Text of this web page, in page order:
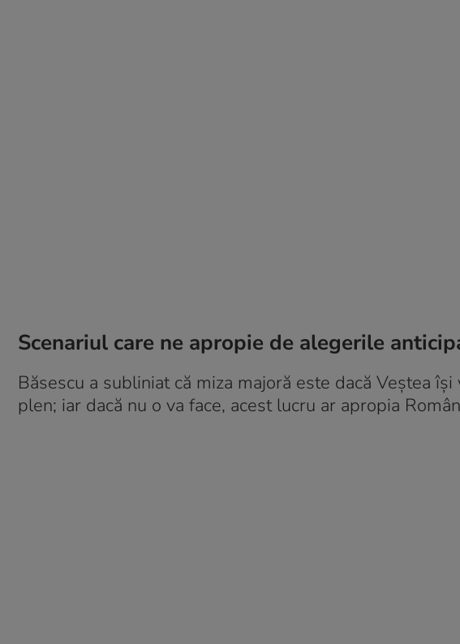
Scenariul care ne apropie de alegerile
Băsescu a subliniat că miza majoră este dacă Veștea
plen; iar dacă nu o va face, acest lucru ar apropia